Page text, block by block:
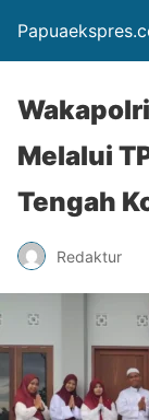
Melalui
Tengah
Redaktur